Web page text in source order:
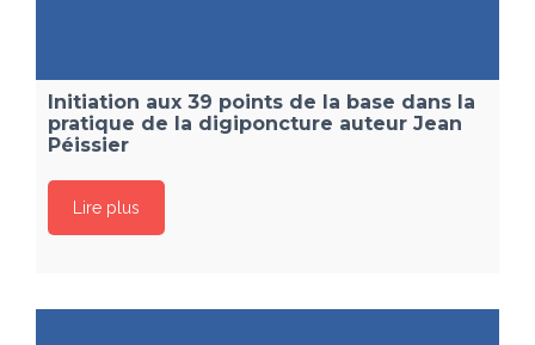
Initiation aux 39 points de la base dans la
pratique de la digiponcture auteur Jean
Péissier
Lire plus